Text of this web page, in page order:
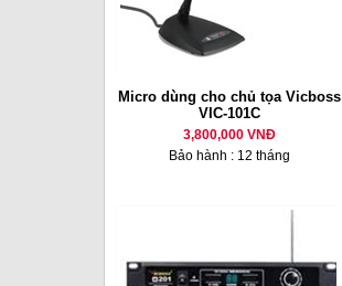
Micro dùng cho chủ tọa Vicboss
VIC-101C
3,800,000 VNĐ
Bảo hành : 12 tháng